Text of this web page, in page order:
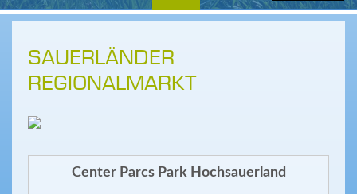
SAUERLÄNDER
REGIONALMARKT
Center Parcs Park Hochsauerland